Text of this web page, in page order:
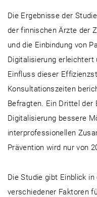
Die Ergebnisse der
der finnischen Ärzte der
und die Einbindung von
Digitalisierung
Einfluss dieser
Konsultationszeiten
Befragten. Ein Drittel
Digitalisierung bessere
interprofessionellen
Prävention wird nur von
Die Studie gibt Einblick
verschiedener Faktoren